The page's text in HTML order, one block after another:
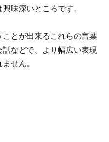
味深いところです。
とが出来るこれらの言葉
などで、より幅広い表現
せん。